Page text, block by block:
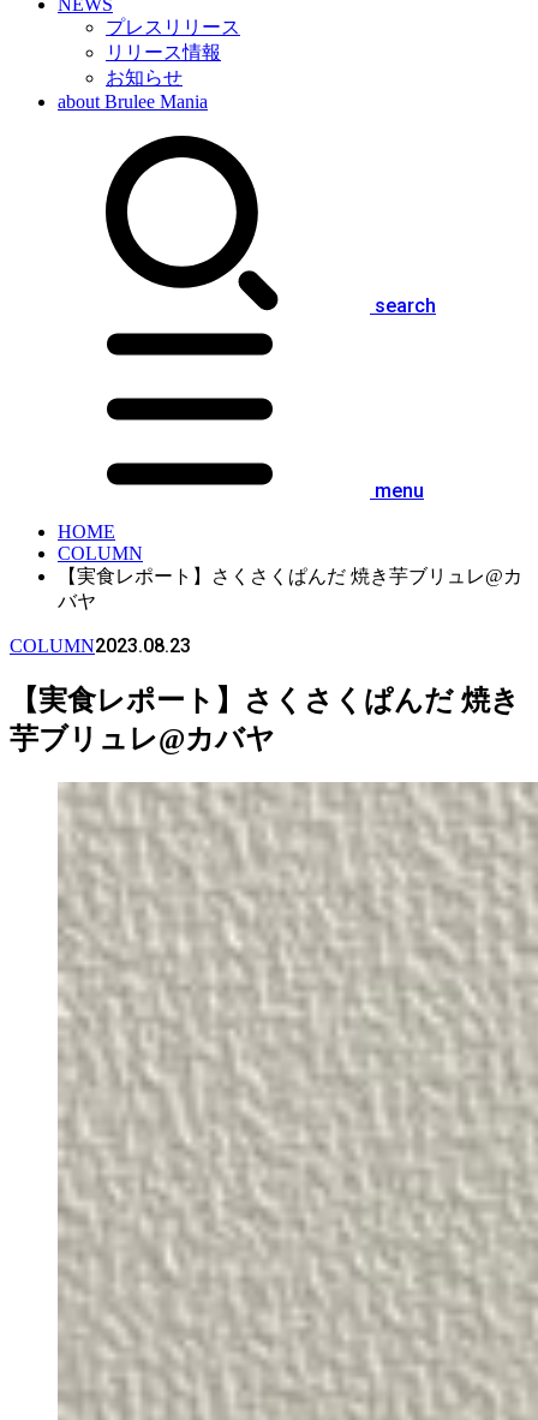
NEWS
プレスリリース
リリース情報
お知らせ
about Brulee Mania
search
menu
HOME
COLUMN
【実食レポート】さくさくぱんだ 焼き芋ブリュレ@カ
バヤ
COLUMN2023.08.23
【実食レポート】さくさくぱんだ 焼き
芋ブリュレ@カバヤ